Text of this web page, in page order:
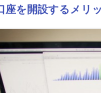
座を開設するメリ